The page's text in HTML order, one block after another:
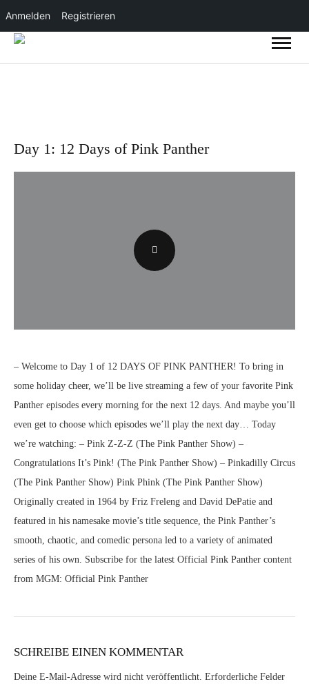
Anmelden Registrieren
Day 1: 12 Days of Pink Panther
– Welcome to Day 1 of 12 DAYS OF PINK PANTHER! To bring in
some holiday cheer, we’ll be live streaming a few of your favorite Pink
Panther episodes every morning for the next 12 days. And maybe you’ll
even get to choose which episodes we’ll play the next day… Today
we’re watching: – Pink Z-Z-Z (The Pink Panther Show) –
Congratulations It’s Pink! (The Pink Panther Show) – Pinkadilly Circus
(The Pink Panther Show) Pink Phink (The Pink Panther Show)
Originally created in 1964 by Friz Freleng and David DePatie and
featured in his namesake movie’s title sequence, the Pink Panther’s
smooth, chaotic, and comedic persona led to a variety of animated
series of his own. Subscribe for the latest Official Pink Panther content
from MGM: Official Pink Panther
SCHREIBE EINEN KOMMENTAR
Deine E-Mail-Adresse wird nicht veröffentlicht. Erforderliche Felder